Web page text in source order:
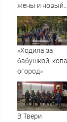
жены и новый
брак с матерью
известной
актрисы:
драма Андрея
Норкина ✿✔️
«Ходила за
бабушкой,
огород»
В Твери